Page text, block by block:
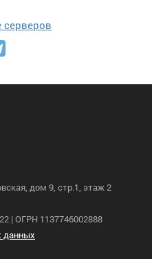
серверов
дом 9, стр.1, этаж 2
| ОГРН 1137746002888
данных